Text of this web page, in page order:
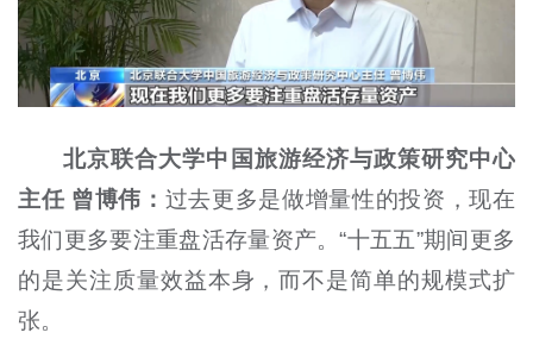
北京联合大学中国旅游经济与政策研究中心
主任 曾博伟： 过去更多是做增量性的投资，现在
我们更多要注重盘活存量资产。“十五五”期间更多
的是关注质量效益本身，而不是简单的规模式扩
张。